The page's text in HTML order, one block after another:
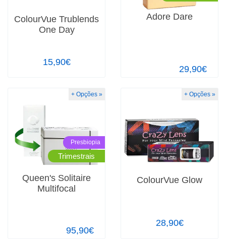
ColourVue Trublends
One Day
15,90€
Adore Dare
29,90€
Queen's Solitaire
Multifocal
95,90€
Presbiopia
Trimestrais
+ Opções »
ColourVue Glow
28,90€
+ Opções »